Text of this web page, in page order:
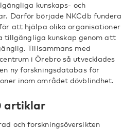
kunskaps- och
Därför började NKCdb fundera
att hjälpa olika organisationer
kunskap genom att
Tillsammans med
i Örebro så utvecklades
ny forskningsdatabas för
inom området dövblindhet.
artiklar
och forskningsöversikten